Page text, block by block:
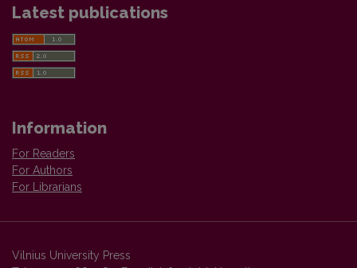
Latest publications
Information
For Readers
For Authors
For Librarians
Vilnius University Press